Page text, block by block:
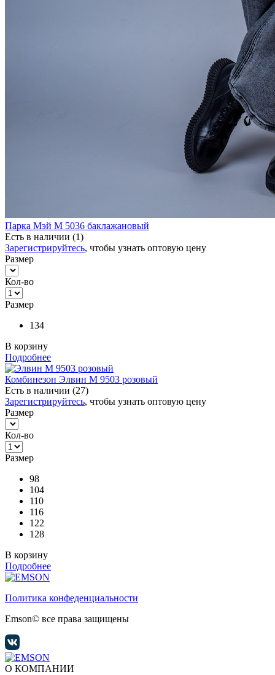
Парка Мэй М 5036 баклажановый
Есть в наличии (1)
Зарегистрируйтесь, чтобы узнать оптовую цену
Размер
Кол-во
Размер
134
В корзину
Подробнее
Комбинезон Элвин М 9503 розовый
Есть в наличии (27)
Зарегистрируйтесь, чтобы узнать оптовую цену
Размер
Кол-во
Размер
98
104
110
116
122
128
В корзину
Подробнее
Политика конфеденциальности
Emson© все права защищены
О КОМПАНИИ